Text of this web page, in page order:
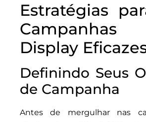
Estratégias
Display
Definindo Seus
de Campanha
Antes de mergulhar nas